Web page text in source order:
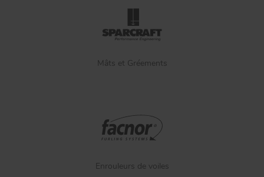
Mâts et Gréements
Enrouleurs de voiles